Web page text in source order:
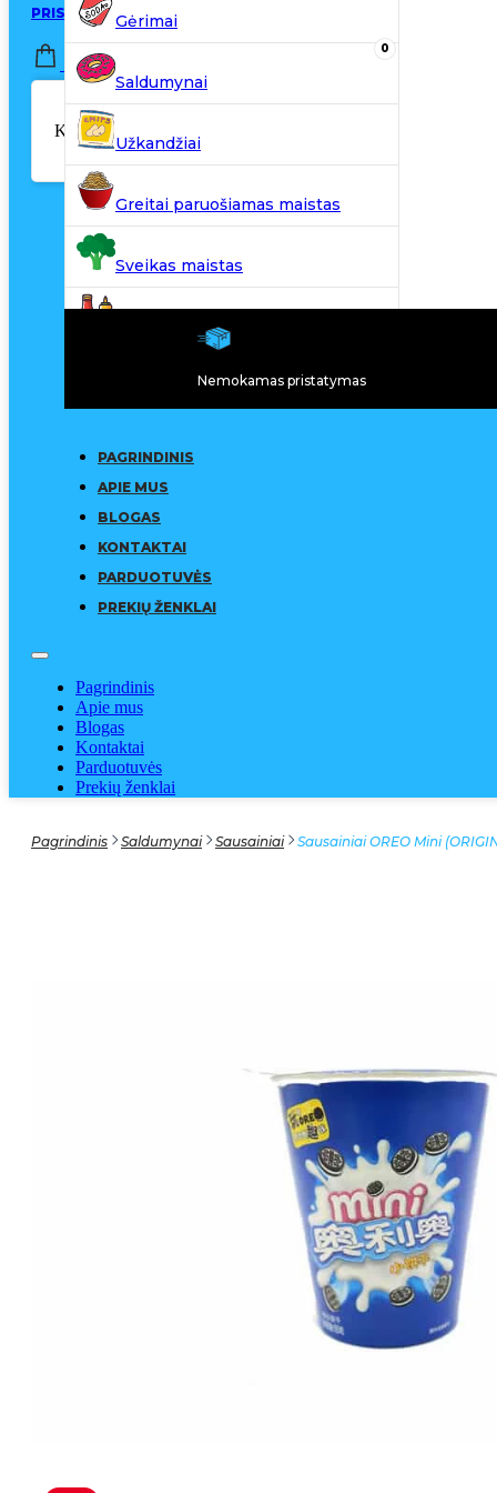
PRISIJUNGTI / REGISTRUOTIS
0,00€
Krepšelyje nėra produktų.
0
Gėrimai
Saldumynai
Užkandžiai
Greitai paruošiamas maistas
Sveikas maistas
Kiti produktai
Nemokamas pristatymas
PAGRINDINIS
APIE MUS
BLOGAS
KONTAKTAI
PARDUOTUVĖS
PREKIŲ ŽENKLAI
Pagrindinis
Apie mus
Blogas
Kontaktai
Parduotuvės
Prekių ženklai
Pagrindinis Saldumynai Sausainiai Sausainiai OREO Mini